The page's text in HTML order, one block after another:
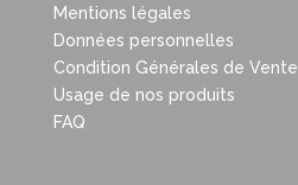
Mentions légales
Données personnelles
Condition Générales de Vente
Usage de nos produits
FAQ